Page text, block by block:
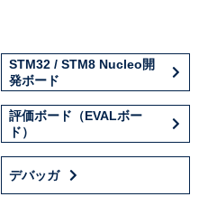
STM32 / STM8 Nucleo開
発ボード
評価ボード（EVALボー
ド）
デバッガ